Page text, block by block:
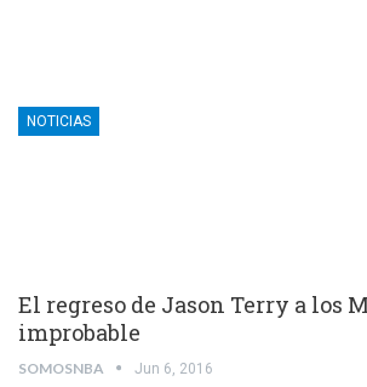
NOTICIAS
El regreso de Jason Terry a los
improbable
SOMOSNBA Jun 6, 2016